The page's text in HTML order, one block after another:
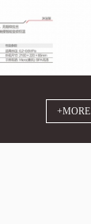
+MORE